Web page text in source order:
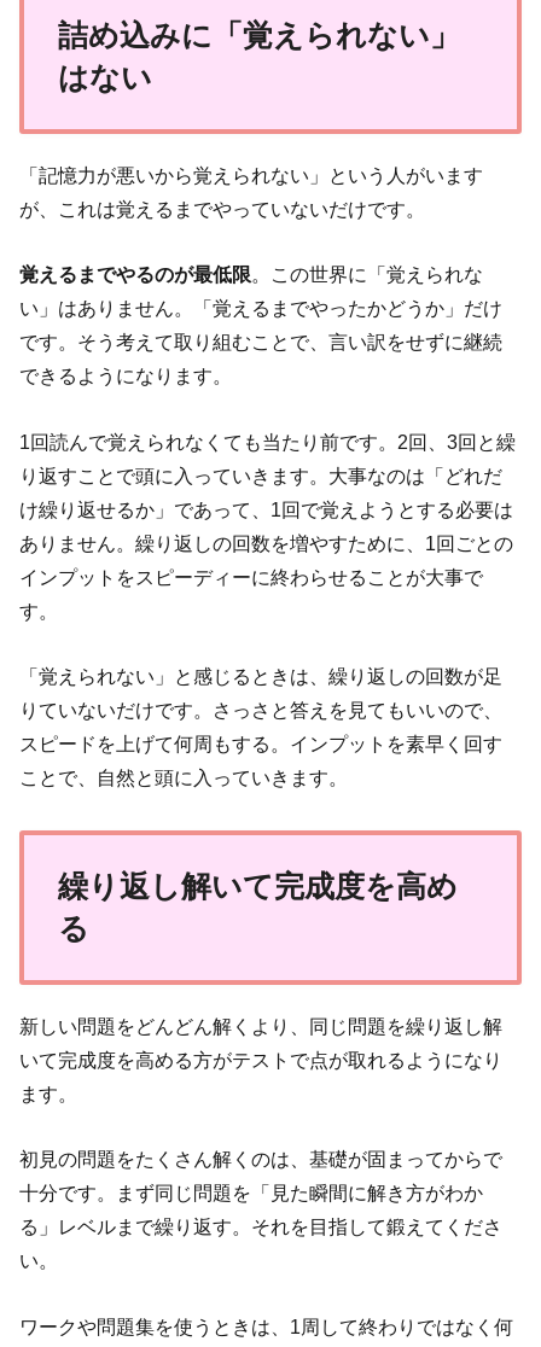
詰め込みに「覚えられない」
はない
「記憶力が悪いから覚えられない」という人がいます
が、これは覚えるまでやっていないだけです。
覚えるまでやるのが最低限。この世界に「覚えられな
い」はありません。「覚えるまでやったかどうか」だけ
です。そう考えて取り組むことで、言い訳をせずに継続
できるようになります。
1回読んで覚えられなくても当たり前です。2回、3回と繰
り返すことで頭に入っていきます。大事なのは「どれだ
け繰り返せるか」であって、1回で覚えようとする必要は
ありません。繰り返しの回数を増やすために、1回ごとの
インプットをスピーディーに終わらせることが大事で
す。
「覚えられない」と感じるときは、繰り返しの回数が足
りていないだけです。さっさと答えを見てもいいので、
スピードを上げて何周もする。インプットを素早く回す
ことで、自然と頭に入っていきます。
繰り返し解いて完成度を高め
る
新しい問題をどんどん解くより、同じ問題を繰り返し解
いて完成度を高める方がテストで点が取れるようになり
ます。
初見の問題をたくさん解くのは、基礎が固まってからで
十分です。まず同じ問題を「見た瞬間に解き方がわか
る」レベルまで繰り返す。それを目指して鍛えてくださ
い。
ワークや問題集を使うときは、1周して終わりではなく何